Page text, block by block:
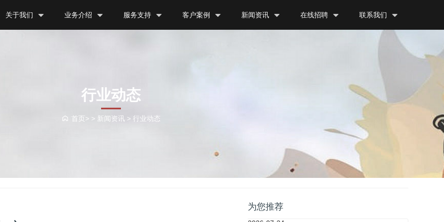
关于我们 业务介绍 服务支持 客户案例 新闻资讯 在线招聘 联系我们
行业动态
首页> > 新闻资讯 > 行业动态
为您推荐